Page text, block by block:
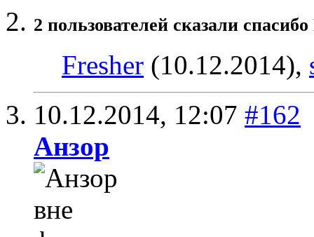
2 пользователей сказали
Fresher (10.12.2014),
10.12.2014, 12:07 #162
Анзор